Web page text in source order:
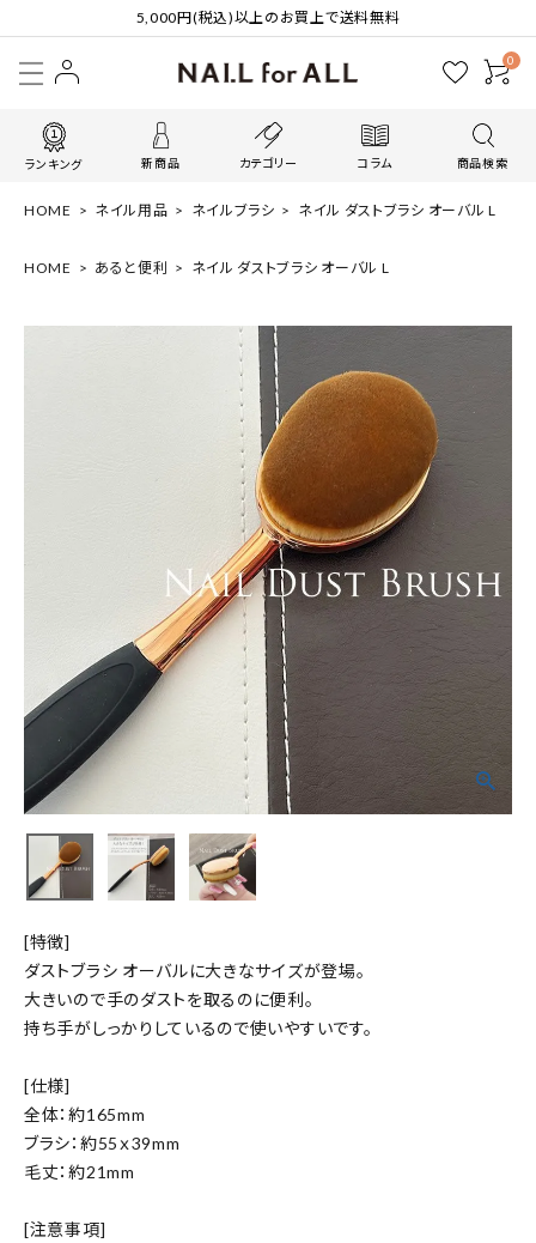
5,000円(税込)以上のお買上で送料無料
0
ランキング 新商品 カテゴリー コラム 商品検索
HOME ネイル用品 ネイルブラシ ネイル ダストブラシ オーバル L
HOME あると便利 ネイル ダストブラシ オーバル L
[特徴]
ダストブラシ オーバルに大きなサイズが登場。
大きいので手のダストを取るのに便利。
持ち手がしっかりしているので使いやすいです。
[仕様]
全体：約165mm
ブラシ：約55ｘ39mm
毛丈：約21mm
[注意事項]